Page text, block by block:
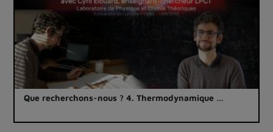
Que recherchons-nous ? 4. Thermodynamique …